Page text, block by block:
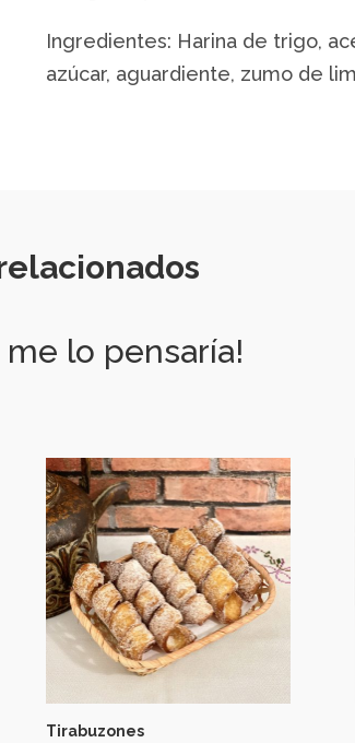
Ingredientes: Harina de trigo,
azúcar, aguardiente, zumo de
me lo pensaría!
Tirabuzones